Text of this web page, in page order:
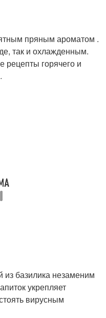
пряным ароматом .
так и охлажденным.
горячего и
из базилика незаменим
укрепляет
вирусным